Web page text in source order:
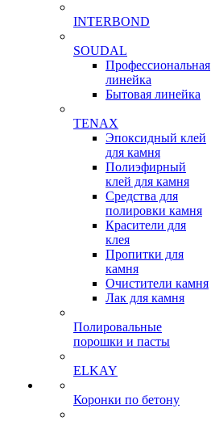
INTERBOND
SOUDAL
Профессиональная
линейка
Бытовая линейка
TENAX
Эпоксидный клей
для камня
Полиэфирный
клей для камня
Средства для
полировки камня
Красители для
клея
Пропитки для
камня
Очистители камня
Лак для камня
Полировальные
порошки и пасты
ELKAY
Коронки по бетону